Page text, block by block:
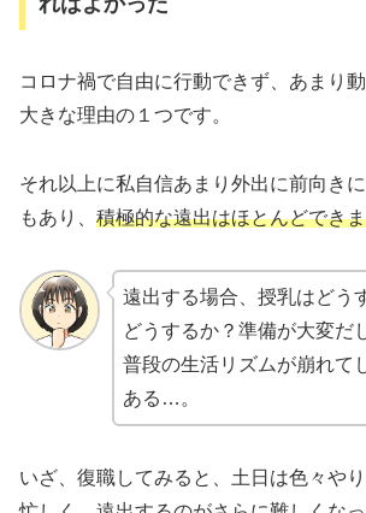
コロナ禍で自由に行動できず、あまり
大きな理由の１つです。
それ以上に私自信あまり外出に前向き
もあり、 積極的な遠出はほとんどでき
遠出する場合、授乳はどう
どうするか？準備が大変だ
普段の生活リズムが崩れて
ある…。
いざ、復職してみると、土日は色々や